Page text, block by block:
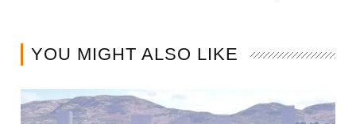
YOU MIGHT ALSO LIKE